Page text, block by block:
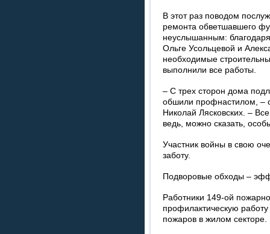
В этот раз поводом
ремонта обветшавшего
неуслышанным:
Ольге Усольцевой и
необходимые
выполнили все работы.
– С трех сторон дома
обшили профнастилом, –
Николай Лясковских. –
ведь, можно сказать,
Участник войны в свою
заботу.
Подворовые обходы –
Работники 149-ой
профилактическую
пожаров в жилом секторе.